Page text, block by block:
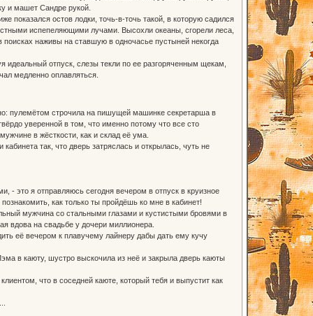
и машет Сандре рукой.
остов лодки, точь-в-точь такой, в которую садился
испепеляющими лучами. Высохли океаны, сгорели леса,
наживы на ставшую в одночасье пустыней некогда
идеальный отпуск, слезы текли по ее разгоряченным щекам,
медленно оплавляться.
пулемётом строчила на пишущей машинке секретарша в
уверенной в том, что именно потому что все сто
в жёсткости, как и склад её ума.
так, что дверь затряслась и открылась, чуть не
- это я отправляюсь сегодня вечером в отпуск в круизное
как только ты пройдёшь ко мне в кабинет!
мужчина со стальными глазами и кустистыми бровями в
вдова на свадьбе у дочери миллионера.
её вечером к плавучему лайнеру дабы дать ему кучу
в каюту, шустро выскочила из неё и закрыла дверь каюты
что в соседней каюте, который тебя и выпустит как